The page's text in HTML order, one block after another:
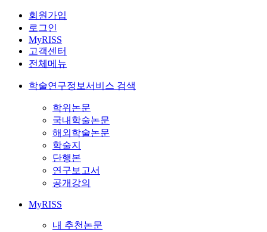
회원가입
로그인
MyRISS
고객센터
전체메뉴
학술연구정보서비스 검색
학위논문
국내학술논문
해외학술논문
학술지
단행본
연구보고서
공개강의
MyRISS
내 추천논문